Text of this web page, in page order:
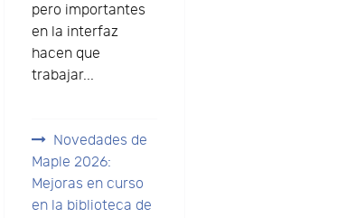
pero importantes
en la interfaz
hacen que
trabajar...
Novedades de
Maple 2026:
Mejoras en curso
en la biblioteca de